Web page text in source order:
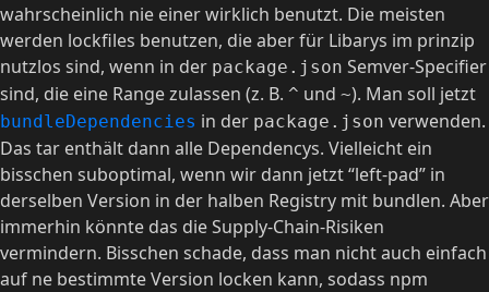
wahrscheinlich nie einer wirklich benutzt. Die meisten
werden lockfiles benutzen, die aber für Libarys im prinzip
nutzlos sind, wenn in der package.json Semver-Specifier
sind, die eine Range zulassen (z. B. ^ und ~). Man soll jetzt
bundleDependencies in der package.json verwenden.
Das tar enthält dann alle Dependencys. Vielleicht ein
bisschen suboptimal, wenn wir dann jetzt “left-pad” in
derselben Version in der halben Registry mit bundlen. Aber
immerhin könnte das die Supply-Chain-Risiken
vermindern. Bisschen schade, dass man nicht auch einfach
auf ne bestimmte Version locken kann, sodass npm